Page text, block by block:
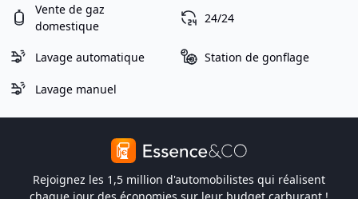
Vente de gaz
domestique
24/24
Lavage automatique Station de gonflage
Lavage manuel
Rejoignez les 1,5 million d'automobilistes qui réalisent